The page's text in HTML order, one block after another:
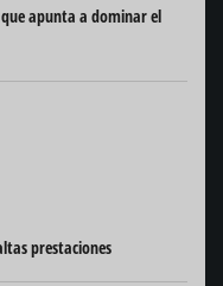
que apunta a dominar el
prestaciones